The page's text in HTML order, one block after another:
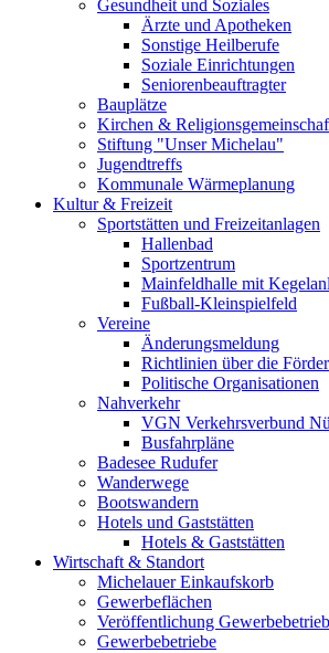
Gesundheit und Soziales
Ärzte und Apotheken
Sonstige Heilberufe
Soziale Einrichtungen
Seniorenbeauftragter
Bauplätze
Kirchen &
Stiftung "Unser Michelau"
Jugendtreffs
Kommunale Wärmeplanung
Kultur & Freizeit
Sportstätten und Freizeitanlagen
Hallenbad
Sportzentrum
Mainfeldhalle mit
Fußball-Kleinspielfeld
Vereine
Änderungsmeldung
Richtlinien über die
Politische Organisationen
Nahverkehr
VGN Verkehrsverbund
Busfahrpläne
Badesee Rudufer
Wanderwege
Bootswandern
Hotels und Gaststätten
Hotels & Gaststätten
Wirtschaft & Standort
Michelauer Einkaufskorb
Gewerbeflächen
Veröffentlichung
Gewerbebetriebe